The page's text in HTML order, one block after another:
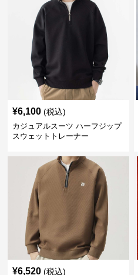
¥6,100 (税込)
カジュアルスーツ ハーフジップ
スウェットトレーナー
¥6,520 (税込)